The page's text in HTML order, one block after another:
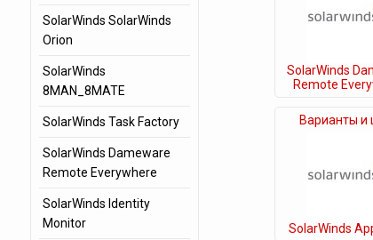
SolarWinds
Remote
Варианты и
SolarWinds
SolarWinds SolarWinds
Orion
SolarWinds
8MAN_8MATE
SolarWinds Task Factory
SolarWinds Dameware
Remote Everywhere
SolarWinds Identity
Monitor